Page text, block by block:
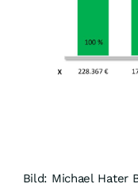
Bild: Michael Hater